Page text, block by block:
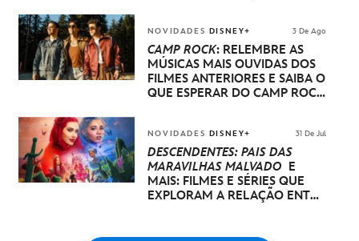
NOVIDADES DISNEY+ 3 De Ago
CAMP ROCK: RELEMBRE AS
MÚSICAS MAIS OUVIDAS DOS
FILMES ANTERIORES E SAIBA O
QUE ESPERAR DO CAMP ROCK
NOVIDADES DISNEY+ 31 De Jul
DESCENDENTES: PAÍS DAS
MARAVILHAS MALVADO E
MAIS: FILMES E SÉRIES QUE
EXPLORAM A RELAÇÃO ENTRE